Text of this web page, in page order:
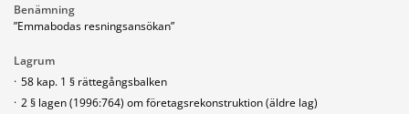
Benämning
”Emmabodas resningsansökan”
Lagrum
· 58 kap. 1 § rättegångsbalken
· 2 § lagen (1996:764) om företagsrekonstruktion (äldre lag)